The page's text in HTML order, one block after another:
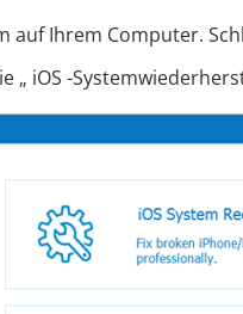
auf Ihrem Computer.
„ iOS -